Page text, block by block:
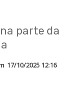
parte da
17/10/2025 12:16